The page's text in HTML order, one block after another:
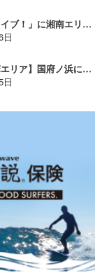
「スーパーライブ！」に湘南エリア・パークが追加！
日
【伊勢・志摩エリア】国府ノ浜に新たなライブカメラを設置
日